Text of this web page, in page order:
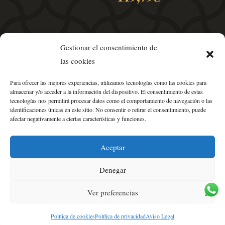
Gestionar el consentimiento de
las cookies
Para ofrecer las mejores experiencias, utilizamos tecnologías como las cookies para
almacenar y/o acceder a la información del dispositivo. El consentimiento de estas
tecnologías nos permitirá procesar datos como el comportamiento de navegación o las
identificaciones únicas en este sitio. No consentir o retirar el consentimiento, puede
afectar negativamente a ciertas características y funciones.
Aceptar
Denegar
Ver preferencias
Política de cookiesPolítica de privacidadAviso Legal
precios:
338,80€
hasta
Política de Privacidad•Aviso Legal•Condiciones de Venta
Política de Cookies•